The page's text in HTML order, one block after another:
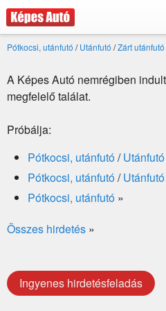
Pótkocsi, utánfutó /Utánfutó /Zárt utánfutó
A Képes Autó nemrégiben
megfelelő találat.
Próbálja:
Pótkocsi, utánfutó/Utánfutó
Pótkocsi, utánfutó/Utánfutó
Pótkocsi, utánfutó »
Összes hirdetés »
Ingyenes hirdetésfeladás